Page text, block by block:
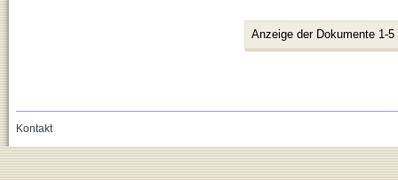
Anzeige der Dokumente 1-5
Kontakt